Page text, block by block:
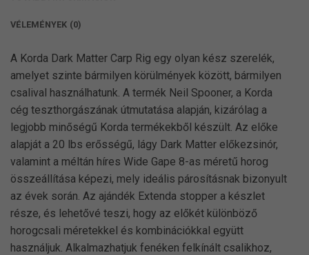
VÉLEMÉNYEK (0)
A Korda Dark Matter Carp Rig egy olyan kész szerelék,
amelyet szinte bármilyen körülmények között, bármilyen
csalival használhatunk. A termék Neil Spooner, a Korda
cég teszthorgászának útmutatása alapján, kizárólag a
legjobb minőségű Korda termékekből készült. Az előke
alapját a 20 lbs erősségű, lágy Dark Matter előkezsinór,
valamint a méltán híres Wide Gape 8-as méretű horog
összeállítása képezi, mely ideális párosításnak bizonyult
az évek során. Az ajándék Extenda stopper a készlet
része, és lehetővé teszi, hogy az előkét különböző
horogcsali méretekkel és kombinációkkal együtt
használjuk. Alkalmazhatjuk fenéken felkínált csalikhoz,